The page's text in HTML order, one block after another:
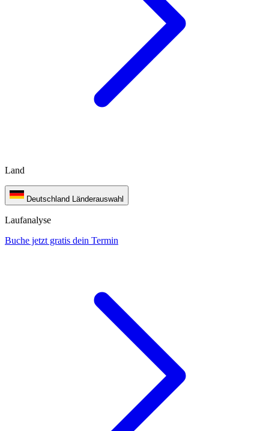
Land
Deutschland Länderauswahl
Laufanalyse
Buche jetzt gratis dein Termin